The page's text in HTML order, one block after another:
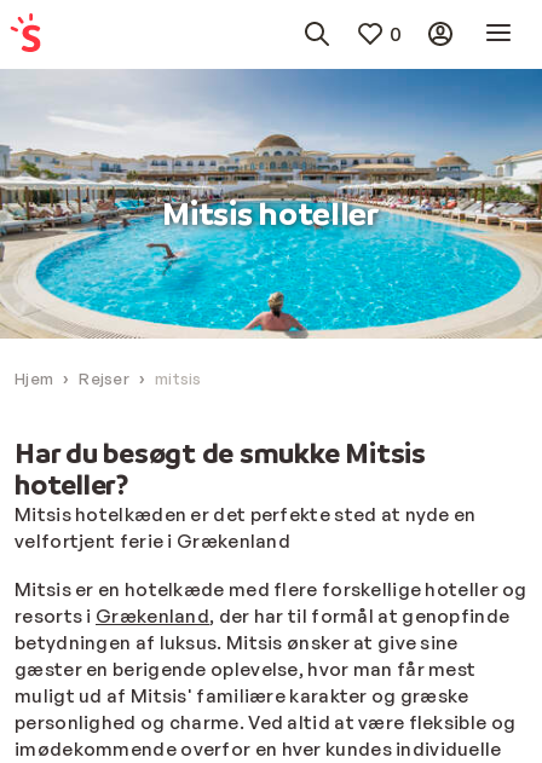
0
Mitsis hoteller
Hjem Rejser mitsis
Har du besøgt de smukke Mitsis
hoteller?
Mitsis hotelkæden er det perfekte sted at nyde en
velfortjent ferie i Grækenland
Mitsis er en hotelkæde med flere forskellige hoteller og
resorts i Grækenland, der har til formål at genopfinde
betydningen af luksus. Mitsis ønsker at give sine
gæster en berigende oplevelse, hvor man får mest
muligt ud af Mitsis' familiære karakter og græske
personlighed og charme. Ved altid at være fleksible og
imødekommende overfor en hver kundes individuelle